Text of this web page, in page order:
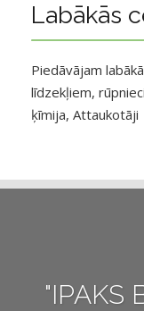
Labākās
Piedāvājam
līdzekļiem,
ķīmija, Attaukotāji
"IPAKS